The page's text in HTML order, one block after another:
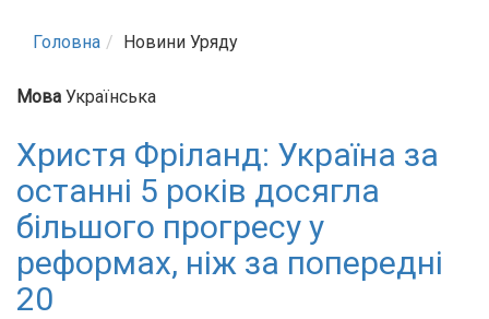
Головна Новини Уряду
Мова Українська
Христя Фріланд: Україна за
останні 5 років досягла
більшого прогресу у
реформах, ніж за попередні
20